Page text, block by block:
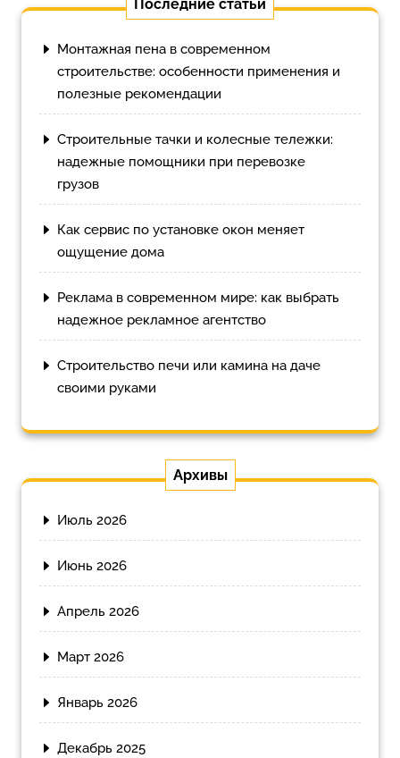
Последние статьи
Монтажная пена в современном
строительстве: особенности применения и
полезные рекомендации
Строительные тачки и колесные тележки:
надежные помощники при перевозке
грузов
Как сервис по установке окон меняет
ощущение дома
Реклама в современном мире: как выбрать
надежное рекламное агентство
Строительство печи или камина на даче
своими руками
Архивы
Июль 2026
Июнь 2026
Апрель 2026
Март 2026
Январь 2026
Декабрь 2025